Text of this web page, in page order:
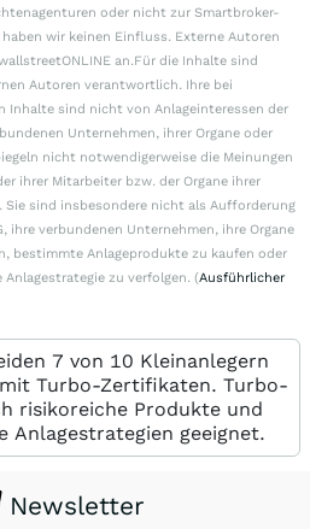
oder nicht zur Smartbroker-
wir keinen Einfluss. Externe Autoren
an.Für die Inhalte sind
Autoren verantwortlich. Ihre bei
Inhalte sind nicht von Anlageinteressen der
Unternehmen, ihrer Organe oder
nicht notwendigerweise die Meinungen
ihrer Mitarbeiter bzw. der Organe ihrer
Sie sind insbesondere nicht als Aufforderung
ihre verbundenen Unternehmen, ihre Organe
bestimmte Anlageprodukte zu kaufen oder
zu verfolgen. (Ausführlicher
7 von 10 Kleinanlegern
Turbo-Zertifikaten. Turbo-
risikoreiche Produkte und
Anlagestrategien geeignet.
Newsletter